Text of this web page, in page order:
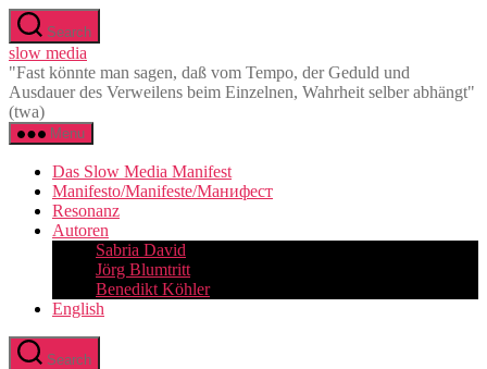
Skip
to
the
content
Search
slow media
"Fast könnte man sagen, daß vom Tempo, der Geduld und
Ausdauer des Verweilens beim Einzelnen, Wahrheit selber abhängt"
(twa)
Menu
Das Slow Media Manifest
Manifesto/Manifeste/Манифест
Resonanz
Autoren
Sabria David
Jörg Blumtritt
Benedikt Köhler
English
Search